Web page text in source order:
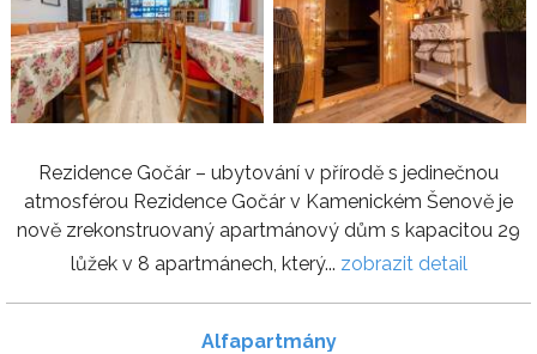
Rezidence Gočár – ubytování v přírodě s jedinečnou
atmosférou Rezidence Gočár v Kamenickém Šenově je
nově zrekonstruovaný apartmánový dům s kapacitou 29
lůžek v 8 apartmánech, který... zobrazit detail
Alfapartmány